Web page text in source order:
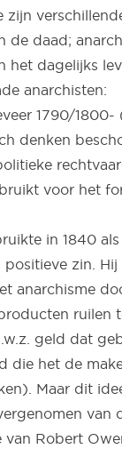
zijn
de daad;
het dagelijks
anarchisten:
1790/1800-
denken
voor het
in 1840
positieve zin.
anarchisme
producten
geld dat
die het de
Maar dit
van
van Robert